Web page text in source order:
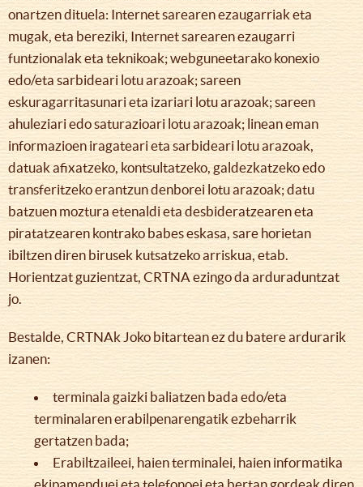
onartzen dituela: Internet sarearen ezaugarriak eta
mugak, eta bereziki, Internet sarearen ezaugarri
funtzionalak eta teknikoak; webguneetarako konexio
edo/eta sarbideari lotu arazoak; sareen
eskuragarritasunari eta izariari lotu arazoak; sareen
ahuleziari edo saturazioari lotu arazoak; linean eman
informazioen iragateari eta sarbideari lotu arazoak,
datuak afixatzeko, kontsultatzeko, galdezkatzeko edo
transferitzeko erantzun denborei lotu arazoak; datu
batzuen moztura etenaldi eta desbideratzearen eta
piratatzearen kontrako babes eskasa, sare horietan
ibiltzen diren birusek kutsatzeko arriskua, etab.
Horientzat guzientzat, CRTNA ezingo da arduraduntzat
jo.
Bestalde, CRTNAk Joko bitartean ez du batere ardurarik
izanen:
terminala gaizki baliatzen bada edo/eta
terminalaren erabilpenarengatik ezbeharrik
gertatzen bada;
Erabiltzaileei, haien terminalei, haien informatika